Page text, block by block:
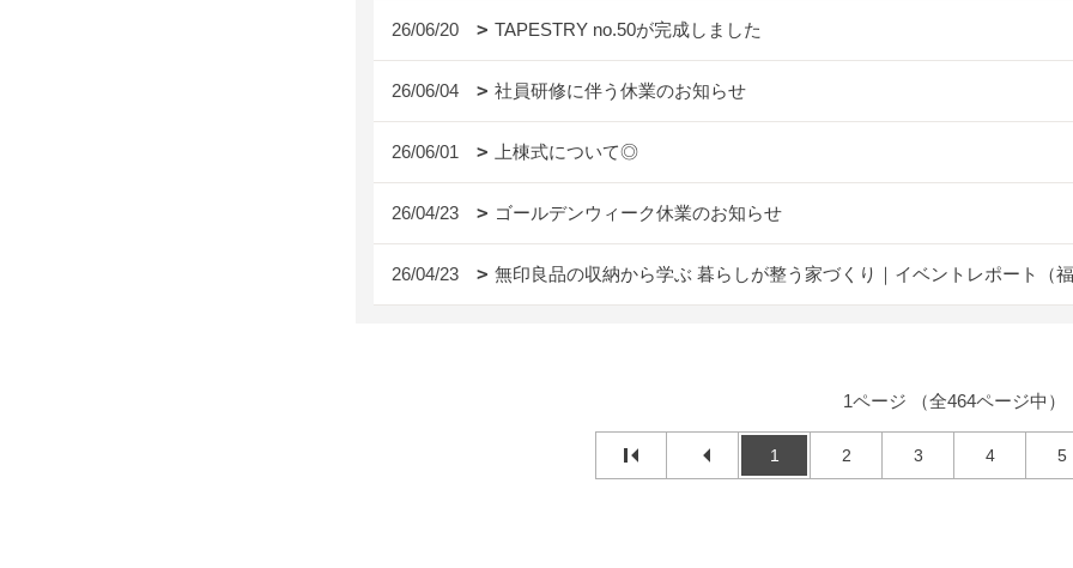
26/06/20 TAPESTRY no.50が完成しました
26/06/04 社員研修に伴う休業のお知らせ
26/06/01 上棟式について◎
26/04/23 ゴールデンウィーク休業のお知らせ
26/04/23 無印良品の収納から学ぶ 暮らしが整う家づくり｜イベントレポート（
1ページ （全464ページ中）
1 2 3 4 5